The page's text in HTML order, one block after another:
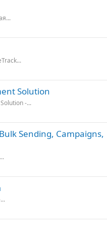
Solution
-...
Sending, Campaigns,